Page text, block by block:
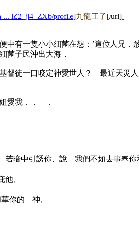
... lZ2_jl4_ZXb/profile]九龍王子[/url]
中有一隻小小細菌在想：’這位人兄
菌子民沖出大海．
督徒一口咬定神愛世人？ 最近天災
愛我．．．．
暗中引誘你、說、我們不如去事奉你
他、
華你的 神。